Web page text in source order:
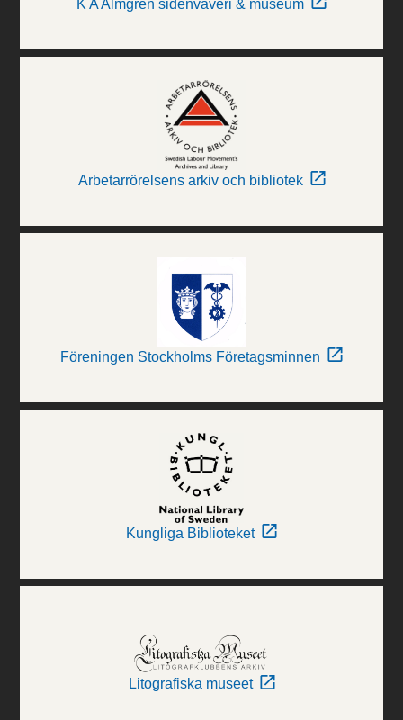
K A Almgren sidenväveri & museum
Arbetarrörelsens arkiv och bibliotek
Föreningen Stockholms Företagsminnen
Kungliga Biblioteket
Litografiska museet